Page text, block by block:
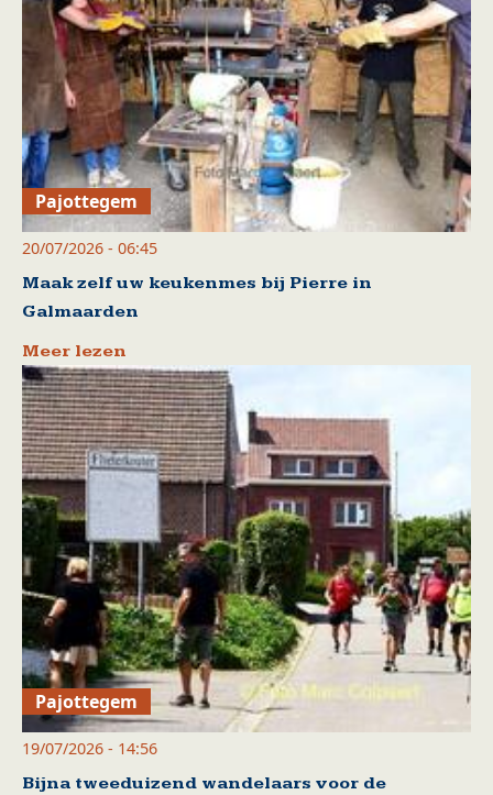
Pajottegem
20/07/2026 - 06:45
Maak zelf uw keukenmes bij Pierre in
Galmaarden
Meer lezen
Pajottegem
19/07/2026 - 14:56
Bijna tweeduizend wandelaars voor de